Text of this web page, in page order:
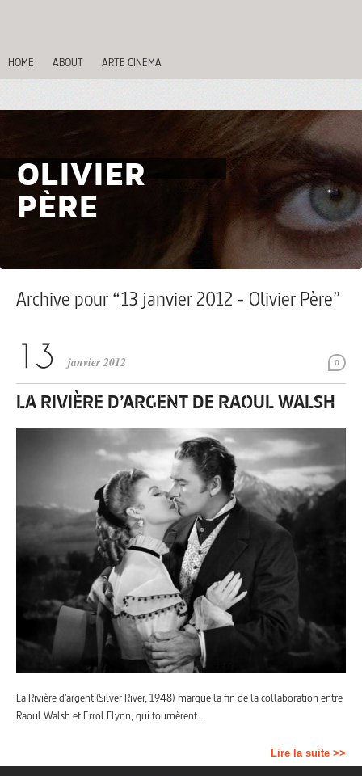
HOME ABOUT ARTE CINEMA
OLIVIER
PÈRE
Archive pour “13 janvier 2012 - Olivier Père”
0
janvier 2012
LA RIVIÈRE D’ARGENT DE RAOUL WALSH
La Rivière d’argent (Silver River, 1948) marque la fin de la collaboration entre
Raoul Walsh et Errol Flynn, qui tournèrent…
Lire la suite >>